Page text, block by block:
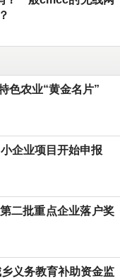
色农业“黄金名片”
企业项目开始申报
二批重点企业落户奖
义务教育补助资金监